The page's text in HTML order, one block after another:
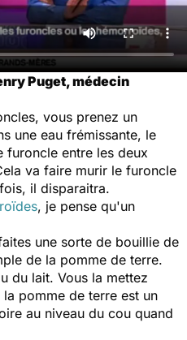
Puget, médecin
vous prenez un
une eau frémissante, le
furoncle entre les deux
va faire murir le furoncle
il disparaitra.
, je pense qu'un
une sorte de bouillie de
de la pomme de terre.
du lait. Vous la mettez
pomme de terre est un
au niveau du cou quand